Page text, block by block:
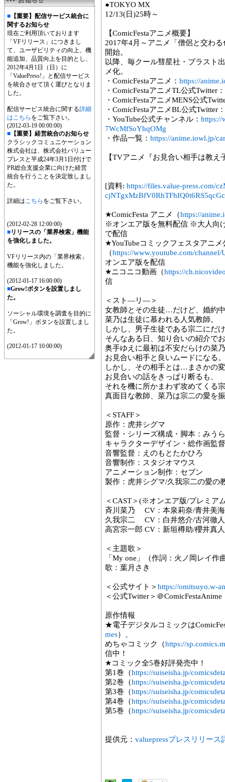
■ 【重要】配信サービス統合に
関するお知らせ
現在ご利用頂いております
「VFリリース」につきまし
て、ユーザビリティの向上、機
能追加、品質向上を目的とし、
2012年4月1日（日）に
「ValuePress!」と配信サービス
を統合させて頂く運びとなりま
した。
配信サービス統合に関する詳細
はこちら をご覧下さい。
(2012-03-19 00:00:00)
■ 【重要】経営統合のお知らせ
クラシックコミュニケーション
株式会社は、株式会社バリュー
プレスと平成24年3月1日付けで
PR総合支援企業に向けた経営
統合を行うことを決定致しまし
た。
詳細はこちら をご覧下さい。
(2012-02-28 12:00:00)
■リリースの「業界検索」機能
を強化しました。
VFリリース内の「業界検索」
機能を強化しました。
(2012-01-17 16:00:00)
■Grow!ボタンを設置しまし
た。
ソーシャル環境を調査を目的に
「Grow!」ボタンを設置しまし
た。
(2012-01-17 10:00:00)
●TOKYO MX
12/13(日)25時～
【ComicFestaアニメ概要】
2017年4月～アニメ「僧侶と交わ
開始。
以降、毎クール彗星社・ブラスト
メ化。
・ComicFestaアニメ： https://
・ComicFestaアニメTL公式Twitter：
・ComicFestaアニメMENS公式
・ComicFestaアニメBL公式Twitter：
・YouTube公式チャンネル： https://
7WcMfSoYhqOMg
・作品一覧： https://anime.iowl.jp/
【TVアニメ『お見合い相手は教
[資料: https://files.value-press.com/
★ComicFesta アニメ（https://
※オンエア版を無料配信 ※大人向
で配信
★YouTubeコミックフェスタアニメ
（https://www.youtube.com/
オンエア版を配信
★ニコニコ動画（https://
信
＜スト―リ―＞
女教師とその生徒…だけど、婚約
菜乃は生徒に慕われる人気教師。
しかし、男子生徒である宗二にだ
そんなある日、知り合いの紹介で
奥手ゆえに最初は不安だらけの菜
お見合い相手と良いムードになる。
しかし、その相手とは…まさかの
お見合いの話をきっぱり断るも、
それを機に所かまわず攻めてくる
真面目な教師、菜乃は宗二の愛を
＜STAFF＞
原作：虎井シグマ
監督・シリーズ構成・脚本：みう
キャラクターデザイン・総作画監
音響監督：えのもとたかひろ
音響制作：スタジオマウス
アニメーション制作：セブン
製作：虎井シグマ/久我宗二の愛の
＜CAST＞(※オンエア版/プレミア
斉川菜乃 CV：本泉莉奈/青井美海
久我宗二 CV：白井悠介/古河徹人
高宮宗一郎 CV：新垣樽助/櫻井真人
＜主題歌＞
「My one」（作詞：火ノ岡レイ作
歌：葉月さき
＜公式サイト＞ https://omitsuyo.w-
＜公式Twitter＞＠ComicFestaAnime
原作情報
★電子デジタルコミックは
mes）、
めちゃコミック（https://
信中！
★コミック全5巻好評発売中！
第1巻（https://suiseisha.jp/
第2巻（https://suiseisha.jp/
第3巻（https://suiseisha.jp/
第4巻（https://suiseisha.jp/
第5巻（https://suiseisha.jp/
提供元： valuepressプレスリリース